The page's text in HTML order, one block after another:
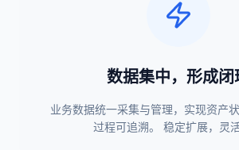
数据集中，形成闭
业务数据统一采集与管理，实现资产
过程可追溯。 稳定扩展，灵